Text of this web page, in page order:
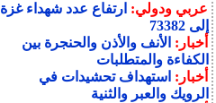
عربي ودولي: ارتفاع عدد شهداء غزة
إلى 73382
أخبار: الأنف والأذن والحنجرة بين
الكفاءة والمتطلبات
أخبار: استهداف تحشيدات في
الرويك والعبر والثنية